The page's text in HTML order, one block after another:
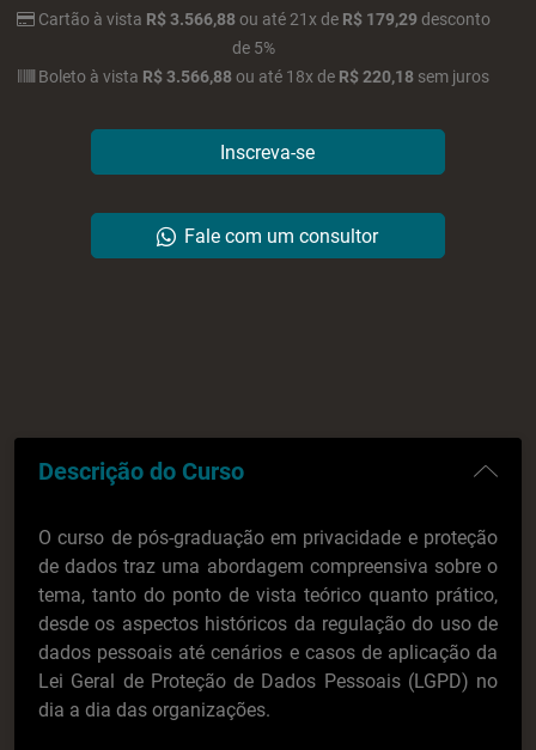
Cartão à vista R$ 3.566,88ou até 21x de R$ 179,29desconto
de 5%
Boleto à vista R$ 3.566,88ou até 18x de R$ 220,18 sem juros
Descrição do Curso
O curso de pós-graduação em privacidade e proteção
de dados traz uma abordagem compreensiva sobre o
tema, tanto do ponto de vista teórico quanto prático,
desde os aspectos históricos da regulação do uso de
dados pessoais até cenários e casos de aplicação da
Lei Geral de Proteção de Dados Pessoais (LGPD) no
dia a dia das organizações.